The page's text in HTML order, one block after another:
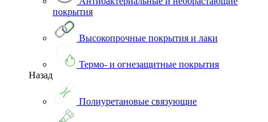
покрытия
Высокопрочные покрытия и лаки
Термо- и огнезащитные покрытия
Назад
Полиуретановые связующие